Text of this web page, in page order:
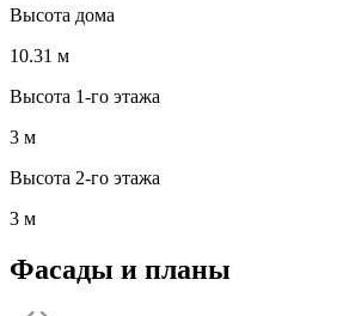
Высота дома
10.31 м
Высота 1-го этажа
3 м
Высота 2-го этажа
3 м
Фасады и планы